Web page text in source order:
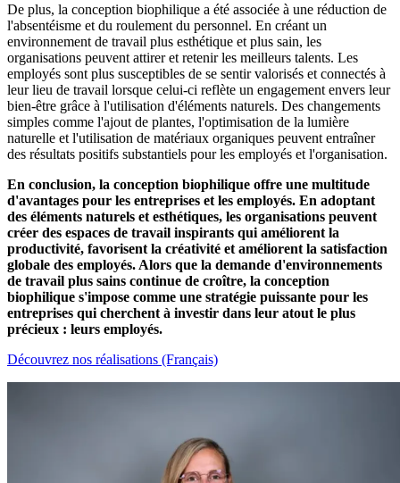
De plus, la conception biophilique a été associée à une réduction de
l'absentéisme et du roulement du personnel. En créant un
environnement de travail plus esthétique et plus sain, les
organisations peuvent attirer et retenir les meilleurs talents. Les
employés sont plus susceptibles de se sentir valorisés et connectés à
leur lieu de travail lorsque celui-ci reflète un engagement envers leur
bien-être grâce à l'utilisation d'éléments naturels. Des changements
simples comme l'ajout de plantes, l'optimisation de la lumière
naturelle et l'utilisation de matériaux organiques peuvent entraîner
des résultats positifs substantiels pour les employés et l'organisation.
En conclusion, la conception biophilique offre une multitude
d'avantages pour les entreprises et les employés. En adoptant
des éléments naturels et esthétiques, les organisations peuvent
créer des espaces de travail inspirants qui améliorent la
productivité, favorisent la créativité et améliorent la satisfaction
globale des employés. Alors que la demande d'environnements
de travail plus sains continue de croître, la conception
biophilique s'impose comme une stratégie puissante pour les
entreprises qui cherchent à investir dans leur atout le plus
précieux : leurs employés.
Découvrez nos réalisations (Français)